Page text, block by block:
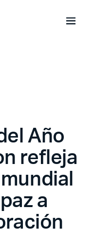
Año
refleja
a